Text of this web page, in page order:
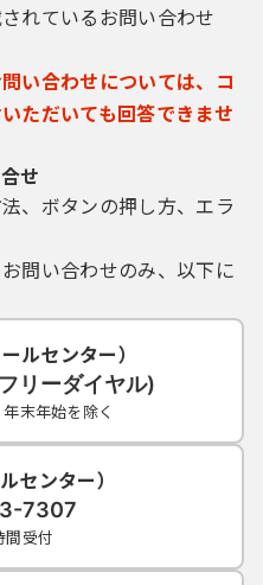
れているお問い合わせ
い合わせについては、コ
ただいても回答できませ
せ
、ボタンの押し方、エラ
問い合わせのみ、以下に
ルセンター）
リーダイヤル)
末年始を除く
センター）
7307
間受付